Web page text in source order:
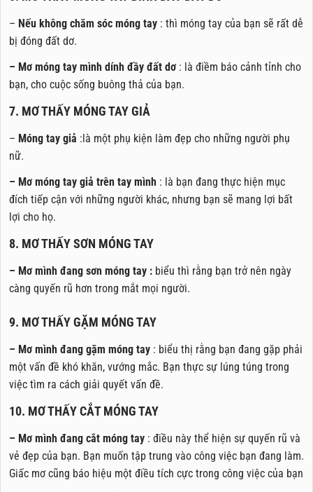
– Nếu không chăm sóc móng tay : thì móng tay của bạn sẽ rất dễ
bị đóng đất dơ.
– Mơ móng tay mình dính đầy đất dơ : là điềm báo cảnh tỉnh cho
bạn, cho cuộc sống buông thả của bạn.
7. MƠ THẤY MÓNG TAY GIẢ
– Móng tay giả :là một phụ kiện làm đẹp cho những người phụ
nữ.
– Mơ móng tay giả trên tay mình : là bạn đang thực hiện mục
đích tiếp cận với những người khác, nhưng bạn sẽ mang lợi bất
lợi cho họ.
8. MƠ THẤY SƠN MÓNG TAY
– Mơ mình đang sơn móng tay : biểu thì rằng bạn trở nên ngày
càng quyến rũ hơn trong mắt mọi người.
9. MƠ THẤY GẶM MÓNG TAY
– Mơ mình đang gặm móng tay : biểu thị rằng bạn đang gặp phải
một vấn đề khó khăn, vướng mắc. Bạn thực sự lúng túng trong
việc tìm ra cách giải quyết vấn đề.
10. MƠ THẤY CẮT MÓNG TAY
– Mơ mình đang cắt móng tay : điều này thể hiện sự quyến rũ và
vẻ đẹp của bạn. Bạn muốn tập trung vào công việc bạn đang làm.
Giấc mơ cũng báo hiệu một điều tích cực trong công việc của bạn